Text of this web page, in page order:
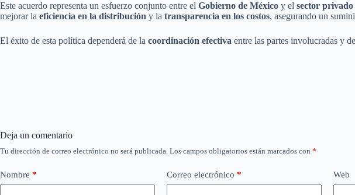
Este acuerdo representa un esfuerzo conjunto entre el Gobierno de México y el sector privado
mejorar la eficiencia en la distribución y la transparencia en los costos, asegurando un
El éxito de esta política dependerá de la coordinación efectiva entre las partes involucradas y
Deja un comentario
Tu dirección de correo electrónico no será publicada. Los campos obligatorios están marcados con *
Nombre * Correo electrónico * Web